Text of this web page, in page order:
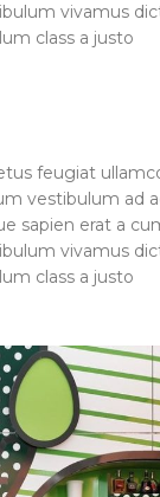
vivamus
class a justo
feugiat
vestibulum ad
sapien erat a
vivamus
class a justo